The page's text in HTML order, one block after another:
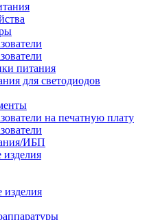
питания
для светодиодов
на печатную плату
ИБП
изделия